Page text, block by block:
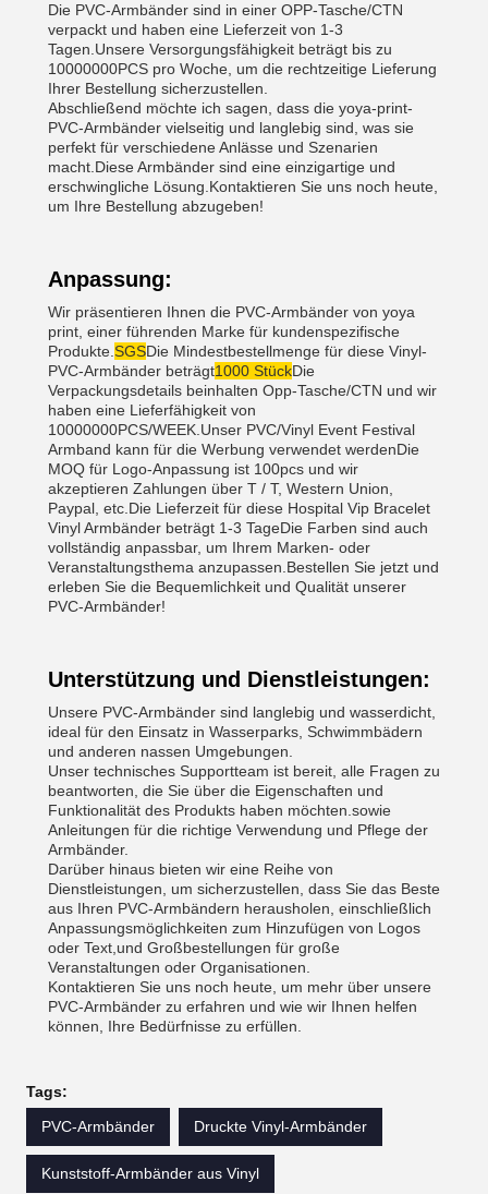
Die PVC-Armbänder sind in einer OPP-Tasche/CTN
verpackt und haben eine Lieferzeit von 1-3
Tagen.Unsere Versorgungsfähigkeit beträgt bis zu
10000000PCS pro Woche, um die rechtzeitige Lieferung
Ihrer Bestellung sicherzustellen.
Abschließend möchte ich sagen, dass die yoya-print-
PVC-Armbänder vielseitig und langlebig sind, was sie
perfekt für verschiedene Anlässe und Szenarien
macht.Diese Armbänder sind eine einzigartige und
erschwingliche Lösung.Kontaktieren Sie uns noch heute,
um Ihre Bestellung abzugeben!
Anpassung:
Wir präsentieren Ihnen die PVC-Armbänder von yoya
print, einer führenden Marke für kundenspezifische
Produkte. SGSDie Mindestbestellmenge für diese Vinyl-
PVC-Armbänder beträgt1000 StückDie
Verpackungsdetails beinhalten Opp-Tasche/CTN und wir
haben eine Lieferfähigkeit von
10000000PCS/WEEK.Unser PVC/Vinyl Event Festival
Armband kann für die Werbung verwendet werdenDie
MOQ für Logo-Anpassung ist 100pcs und wir
akzeptieren Zahlungen über T / T, Western Union,
Paypal, etc.Die Lieferzeit für diese Hospital Vip Bracelet
Vinyl Armbänder beträgt 1-3 TageDie Farben sind auch
vollständig anpassbar, um Ihrem Marken- oder
Veranstaltungsthema anzupassen.Bestellen Sie jetzt und
erleben Sie die Bequemlichkeit und Qualität unserer
PVC-Armbänder!
Unterstützung und Dienstleistungen:
Unsere PVC-Armbänder sind langlebig und wasserdicht,
ideal für den Einsatz in Wasserparks, Schwimmbädern
und anderen nassen Umgebungen.
Unser technisches Supportteam ist bereit, alle Fragen zu
beantworten, die Sie über die Eigenschaften und
Funktionalität des Produkts haben möchten.sowie
Anleitungen für die richtige Verwendung und Pflege der
Armbänder.
Darüber hinaus bieten wir eine Reihe von
Dienstleistungen, um sicherzustellen, dass Sie das Beste
aus Ihren PVC-Armbändern herausholen, einschließlich
Anpassungsmöglichkeiten zum Hinzufügen von Logos
oder Text,und Großbestellungen für große
Veranstaltungen oder Organisationen.
Kontaktieren Sie uns noch heute, um mehr über unsere
PVC-Armbänder zu erfahren und wie wir Ihnen helfen
können, Ihre Bedürfnisse zu erfüllen.
Tags:
PVC-Armbänder
Druckte Vinyl-Armbänder
Kunststoff-Armbänder aus Vinyl